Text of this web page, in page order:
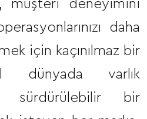
müşteri deneyimini
daha
için kaçınılmaz bir
dünyada varlık
sürdürülebilir bir